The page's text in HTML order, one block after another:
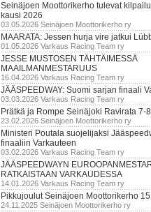
Seinäjoen Moottorikerho tulevat
kausi 2026
03.05.2026 Seinäjoen Moottorikerho ry
MAARATA: Jessen hurja vire jatkui
01.05.2026 Varkaus Racing Team ry
JESSE MUSTOSEN TÄHTÄIMESSÄ
MAAILMANMESTARUUS
16.04.2026 Varkaus Racing Team ry
JÄÄSPEEDWAY: Suomi sarjan finaali
03.03.2026 Varkaus Racing Team ry
Prätkä ja Rompe Seinäjoki Ravirata 7-
23.02.2026 Seinäjoen Moottorikerho ry
Ministeri Poutala suojelijaksi
finaaliin Varkauteen
03.02.2026 Varkaus Racing Team ry
JÄÄSPEEDWAYN
RATKAISTAAN VARKAUDESSA
14.01.2026 Varkaus Racing Team ry
Pikkujoulut Seinäjoen Moottorikerho
24.11.2025 Seinäjoen Moottorikerho ry